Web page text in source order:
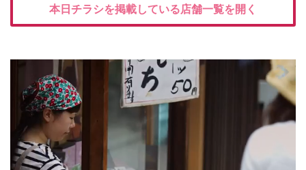
本日チラシを掲載している店舗一覧を開く